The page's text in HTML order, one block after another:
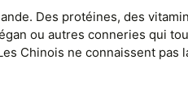
Des protéines, des
ou autres conneries qui
Chinois ne connaissent pas